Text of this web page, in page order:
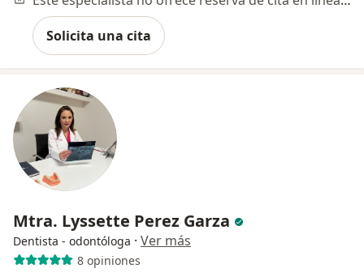
Solicita una cita
Mtra. Lyssette Perez Garza
Dentista - odontóloga · Ver más
8 opiniones